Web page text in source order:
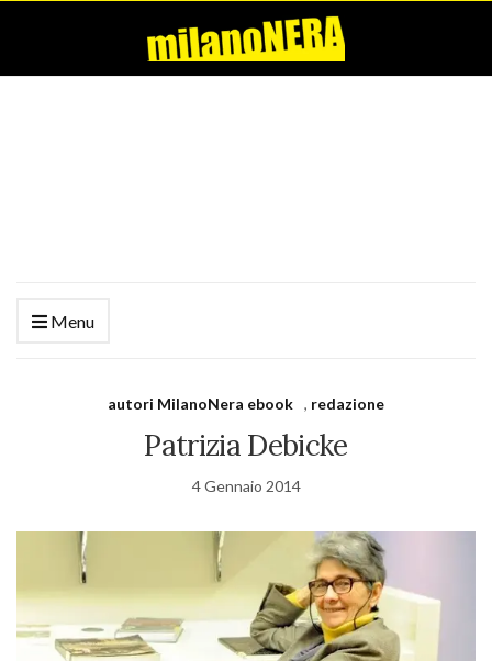
Menu
autori MilanoNera ebook , redazione
Patrizia Debicke
4 Gennaio 2014